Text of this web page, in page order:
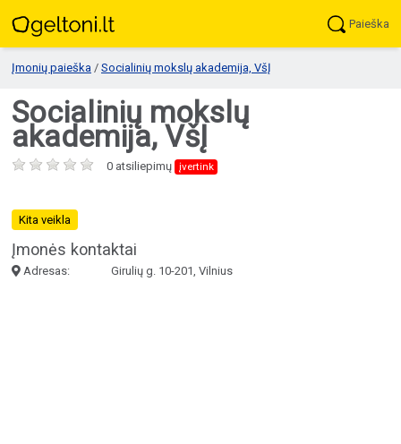
Paieška
Įmonių paieška / Socialinių mokslų akademija, VšĮ
Socialinių mokslų
akademija, VšĮ
0 atsiliepimų įvertink
Kita veikla
Įmonės kontaktai
Adresas: Girulių g. 10-201, Vilnius